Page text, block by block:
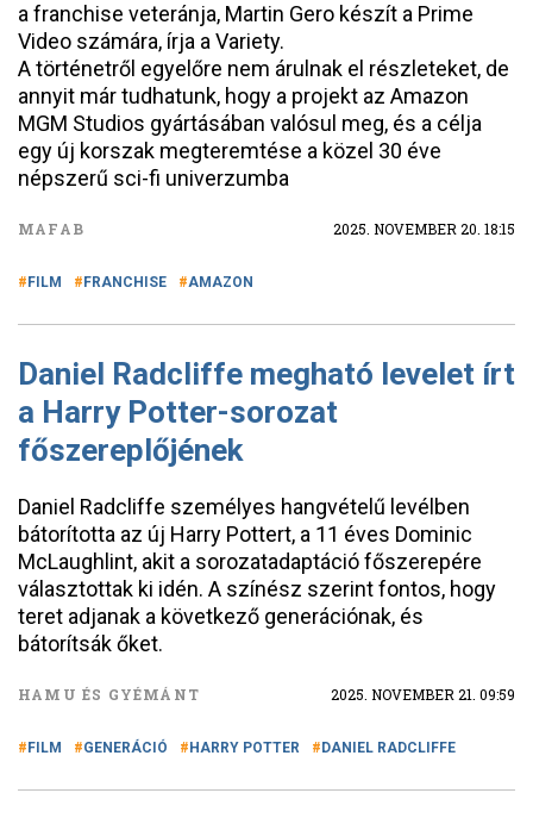
a franchise veteránja, Martin Gero készít a Prime
Video számára, írja a Variety.
A történetről egyelőre nem árulnak el részleteket, de
annyit már tudhatunk, hogy a projekt az Amazon
MGM Studios gyártásában valósul meg, és a célja
egy új korszak megteremtése a közel 30 éve
népszerű sci-fi univerzumba
MAFAB 2025. NOVEMBER 20. 18:15
FILM FRANCHISE AMAZON
Daniel Radcliffe megható levelet írt
a Harry Potter-sorozat
főszereplőjének
Daniel Radcliffe személyes hangvételű levélben
bátorította az új Harry Pottert, a 11 éves Dominic
McLaughlint, akit a sorozatadaptáció főszerepére
választottak ki idén. A színész szerint fontos, hogy
teret adjanak a következő generációnak, és
bátorítsák őket.
HAMU ÉS GYÉMÁNT 2025. NOVEMBER 21. 09:59
FILM GENERÁCIÓ HARRY POTTER DANIEL RADCLIFFE